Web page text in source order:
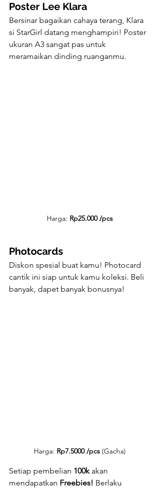
Poster Lee Klara
Bersinar bagaikan cahaya terang, Klara
si StarGirl datang menghampiri! Poster
ukuran A3 sangat pas untuk
meramaikan dinding ruanganmu.
Harga: Rp25.000 /pcs
Photocards
Diskon spesial buat kamu! Photocard
cantik ini siap untuk kamu koleksi. Beli
banyak, dapet banyak bonusnya!
Harga: Rp7.5000 /pcs (Gacha)
Setiap pembelian 100k akan
mendapatkan Freebies! Berlaku